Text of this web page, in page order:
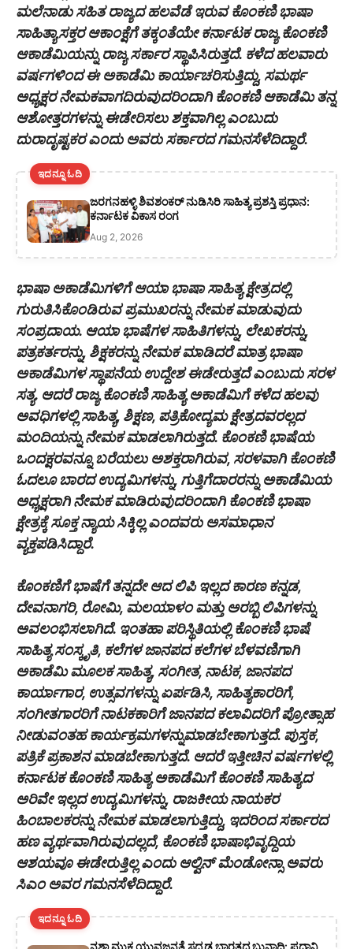
ಮಲೆನಾಡು ಸಹಿತ ರಾಜ್ಯದ ಹಲವೆಡೆ ಇರುವ ಕೊಂಕಣಿ ಭಾಷಾ
ಸಾಹಿತ್ಯಾಸಕ್ತರ ಆಕಾಂಕ್ಷೆಗೆ ತಕ್ಕಂತೆಯೇ ಕರ್ನಾಟಕ ರಾಜ್ಯ ಕೊಂಕಣಿ
ಆಕಾಡೆಮಿಯನ್ನು ರಾಜ್ಯ ಸರ್ಕಾರ ಸ್ಥಾಪಿಸಿರುತ್ತದೆ. ಕಳೆದ ಹಲವಾರು
ವರ್ಷಗಳಿಂದ ಈ ಅಕಾಡೆಮಿ ಕಾರ್ಯಾಚರಿಸುತ್ತಿದ್ದು, ಸಮರ್ಥ
ಅಧ್ಯಕ್ಷರ ನೇಮಕವಾಗದಿರುವುದರಿಂದಾಗಿ ಕೊಂಕಣಿ ಆಕಾಡೆಮಿ ತನ್ನ
ಆಶೋತ್ತರಗಳನ್ನು ಈಡೇರಿಸಲು ಶಕ್ತವಾಗಿಲ್ಲ ಎಂಬುದು
ದುರಾದೃಷ್ಟಕರ ಎಂದು ಅವರು ಸರ್ಕಾರದ ಗಮನಸೆಳೆದಿದ್ದಾರೆ.
ಇದನ್ನೂ ಓದಿ
ಜರಗನಹಳ್ಳಿ ಶಿವಶಂಕರ್ ನುಡಿಸಿರಿ ಸಾಹಿತ್ಯ ಪ್ರಶಸ್ತಿ ಪ್ರಧಾನ:
ಕರ್ನಾಟಕ ವಿಕಾಸ ರಂಗ
Aug 2, 2026
ಭಾಷಾ ಅಕಾಡೆಮಿಗಳಿಗೆ ಆಯಾ ಭಾಷಾ ಸಾಹಿತ್ಯ ಕ್ಷೇತ್ರದಲ್ಲಿ
ಗುರುತಿಸಿಕೊಂಡಿರುವ ಪ್ರಮುಖರನ್ನು ನೇಮಕ ಮಾಡುವುದು
ಸಂಪ್ರದಾಯ. ಆಯಾ ಭಾಷೆಗಳ ಸಾಹಿತಿಗಳನ್ನು, ಲೇಖಕರನ್ನು,
ಪತ್ರಕರ್ತರನ್ನು, ಶಿಕ್ಷಕರನ್ನು ನೇಮಕ ಮಾಡಿದರೆ ಮಾತ್ರ ಭಾಷಾ
ಅಕಾಡೆಮಿಗಳ ಸ್ಥಾಪನೆಯ ಉದ್ದೇಶ ಈಡೇರುತ್ತದೆ ಎಂಬುದು ಸರಳ
ಸತ್ಯ. ಆದರೆ ರಾಜ್ಯ ಕೊಂಕಣಿ ಸಾಹಿತ್ಯ ಅಕಾಡೆಮಿಗೆ ಕಳೆದ ಹಲವು
ಅವಧಿಗಳಲ್ಲಿ ಸಾಹಿತ್ಯ, ಶಿಕ್ಷಣ, ಪತ್ರಿಕೋದ್ಯಮ ಕ್ಷೇತ್ರದವರಲ್ಲದ
ಮಂದಿಯನ್ನು ನೇಮಕ ಮಾಡಲಾಗಿರುತ್ತದೆ. ಕೊಂಕಣಿ ಭಾಷೆಯ
ಒಂದಕ್ಷರವನ್ನೂ ಬರೆಯಲು ಅಶಕ್ತರಾಗಿರುವ, ಸರಳವಾಗಿ ಕೊಂಕಣಿ
ಓದಲೂ ಬಾರದ ಉದ್ಯಮಿಗಳನ್ನು, ಗುತ್ತಿಗೆದಾರರನ್ನು ಅಕಾಡೆಮಿಯ
ಅಧ್ಯಕ್ಷರಾಗಿ ನೇಮಕ ಮಾಡಿರುವುದರಿಂದಾಗಿ ಕೊಂಕಣಿ ಭಾಷಾ
ಕ್ಷೇತ್ರಕ್ಕೆ ಸೂಕ್ತ ನ್ಯಾಯ ಸಿಕ್ಕಿಲ್ಲ ಎಂದವರು ಅಸಮಾಧಾನ
ವ್ಯಕ್ತಪಡಿಸಿದ್ದಾರೆ.
ಕೊಂಕಣಿಗೆ ಭಾಷೆಗೆ ತನ್ನದೇ ಆದ ಲಿಪಿ ಇಲ್ಲದ ಕಾರಣ ಕನ್ನಡ,
ದೇವನಾಗರಿ, ರೋಮಿ, ಮಲಯಾಳಂ ಮತ್ತು ಅರಬ್ಬಿ ಲಿಪಿಗಳನ್ನು
ಅವಲಂಭಿಸಲಾಗಿದೆ. ಇಂತಹಾ ಪರಿಸ್ಥಿತಿಯಲ್ಲಿ ಕೊಂಕಣಿ ಭಾಷೆ
ಸಾಹಿತ್ಯ ಸಂಸ್ಕೃತಿ, ಕಲೆಗಳ ಜಾನಪದ ಕಲೆಗಳ ಬೆಳವಣಿಗಾಗಿ
ಅಕಾಡೆಮಿ ಮೂಲಕ ಸಾಹಿತ್ಯ, ಸಂಗೀತ, ನಾಟಕ, ಜಾನಪದ
ಕಾರ್ಯಾಗಾರ, ಉತ್ಸವಗಳನ್ನು ಏರ್ಪಡಿಸಿ, ಸಾಹಿತ್ಯಕಾರರಿಗೆ,
ಸಂಗೀತಗಾರರಿಗೆ ನಾಟಕಕಾರಿಗೆ ಜಾನಪದ ಕಲಾವಿದರಿಗೆ ಪ್ರೋತ್ಸಾಹ
ನೀಡುವಂತಹ ಕಾರ್ಯಕ್ರಮಗಳನ್ನುಮಾಡಬೇಕಾಗುತ್ತದೆ. ಪುಸ್ತಕ,
ಪತ್ರಿಕೆ ಪ್ರಕಾಶನ ಮಾಡಬೇಕಾಗುತ್ತದೆ. ಆದರೆ ಇತ್ತೀಚಿನ ವರ್ಷಗಳಲ್ಲಿ
ಕರ್ನಾಟಕ ಕೊಂಕಣಿ ಸಾಹಿತ್ಯ ಅಕಾಡೆಮಿಗೆ ಕೊಂಕಣಿ ಸಾಹಿತ್ಯದ
ಅರಿವೇ ಇಲ್ಲದ ಉದ್ಯಮಿಗಳನ್ನು, ರಾಜಕೀಯ ನಾಯಕರ
ಹಿಂಬಾಲಕರನ್ನು ನೇಮಕ ಮಾಡಲಾಗುತ್ತಿದ್ದು, ಇದರಿಂದ ಸರ್ಕಾರದ
ಹಣ ವ್ಯರ್ಥವಾಗಿರುವುದಲ್ಲದೆ, ಕೊಂಕಣಿ ಭಾಷಾಭಿವೃದ್ದಿಯ
ಆಶಯವೂ ಈಡೇರುತ್ತಿಲ್ಲ ಎಂದು ಆಲ್ವಿನ್ ಮೆಂಡೋನ್ಸಾ ಅವರು
ಸಿಎಂ ಅವರ ಗಮನಸೆಳೆದಿದ್ದಾರೆ.
ಇದನ್ನೂ ಓದಿ
ನಶಾ ಮುಕ್ತ ಯುವಜನತೆ ಸದೃಢ ಭಾರತದ ಬುನಾದಿ: ಪ್ರಧಾನಿ